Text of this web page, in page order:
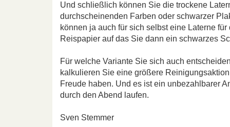
Und schließlich können Sie die trockene
durchscheinenden Farben oder schwarzer
können ja auch für sich selbst eine Laterne
Reispapier auf das Sie dann ein schwarzes
Für welche Variante Sie sich auch
kalkulieren Sie eine größere
Freude haben. Und es ist ein unbezahlbarer
durch den Abend laufen.
Sven Stemmer